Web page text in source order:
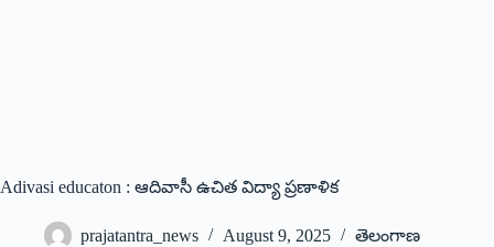
Adivasi educaton : ఆదివాసీ ఉచిత విద్యా ప్రణాళిక
prajatantra_news August 9, 2025 తెలంగాణ